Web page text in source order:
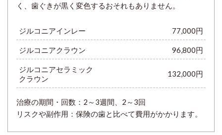
く、歯ぐきが黒く変色するおそれもありません。
ジルコニアインレー 77,000円
ジルコニアクラウン 96,800円
ジルコニアセラミック
クラウン
132,000円
治療の期間・回数： 2～3週間、2～3回
リスクや副作用：保険の歯と比べて費用がかかります。